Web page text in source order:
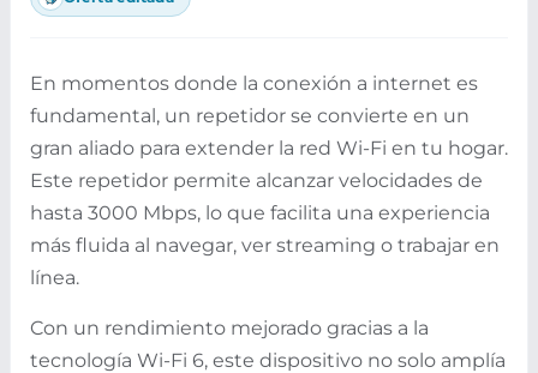
En momentos donde la conexión a internet es
fundamental, un repetidor se convierte en un
gran aliado para extender la red Wi-Fi en tu hogar.
Este repetidor permite alcanzar velocidades de
hasta 3000 Mbps, lo que facilita una experiencia
más fluida al navegar, ver streaming o trabajar en
línea.
Con un rendimiento mejorado gracias a la
tecnología Wi-Fi 6, este dispositivo no solo amplía